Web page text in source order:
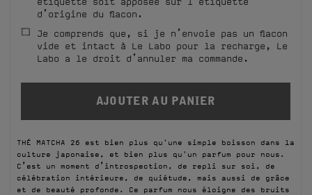
Compte
Panier
(0)
d’origine du flacon.
Je comprends que, si je n’envoie pas un flacon
vide et intact à Le Labo pour la recharge, Le
Labo a le droit d’annuler ma commande.
THÉ MATCHA 26 est bien plus qu'une simple boisson dans la
culture japonaise, et bien plus qu'un parfum pour nous.
C’est un moment d’introspection, de repli sur soi, de
célébration intérieure, de quiétude, mais aussi de grâce
et de beauté profonde. Ce parfum nous éloigne des bruits